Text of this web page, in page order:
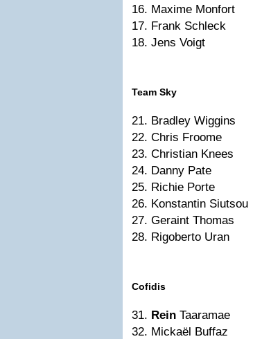
16. Maxime Monfort
17. Frank Schleck
18. Jens Voigt
Team Sky
21. Bradley Wiggins
22. Chris Froome
23. Christian Knees
24. Danny Pate
25. Richie Porte
26. Konstantin Siutsou
27. Geraint Thomas
28. Rigoberto Uran
Cofidis
31. Rein Taaramae
32. Mickaël Buffaz